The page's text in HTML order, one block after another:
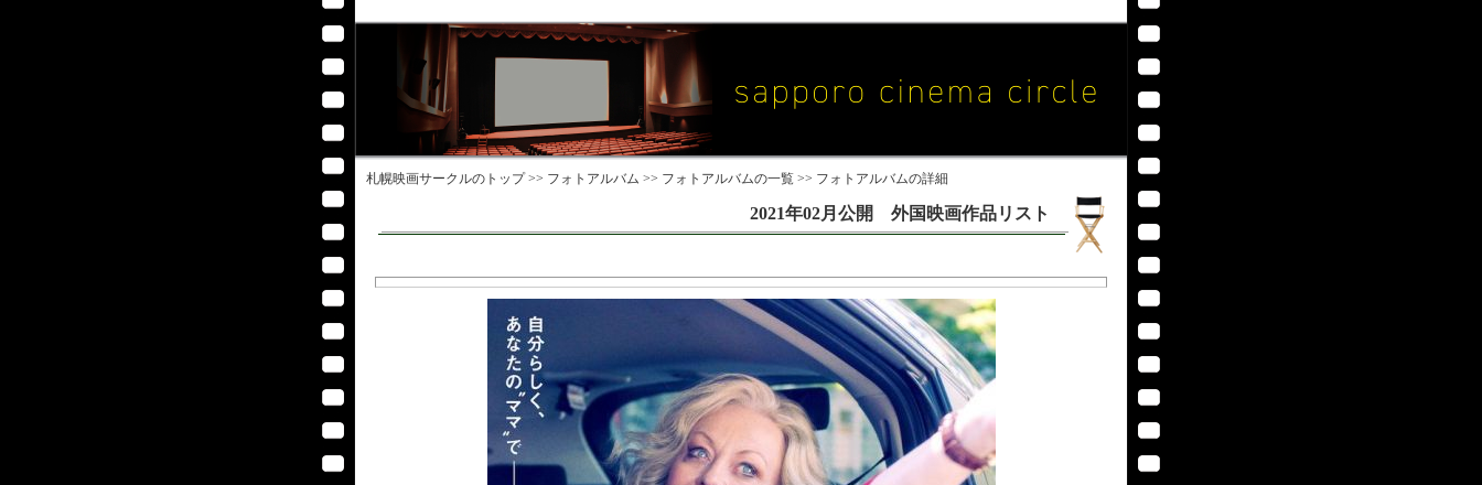
札幌映画サークルのトップ >> フォトアルバム >> フォトアルバムの一覧 >> フォトアルバムの詳細
2021年02月公開 外国映画作品リスト